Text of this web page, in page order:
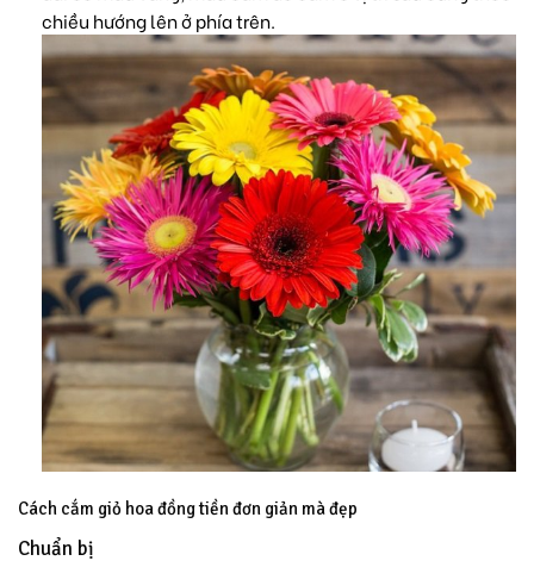
chiều hướng lên ở phía trên.
Cách cắm giỏ hoa đồng tiền đơn giản mà đẹp
Chuẩn bị